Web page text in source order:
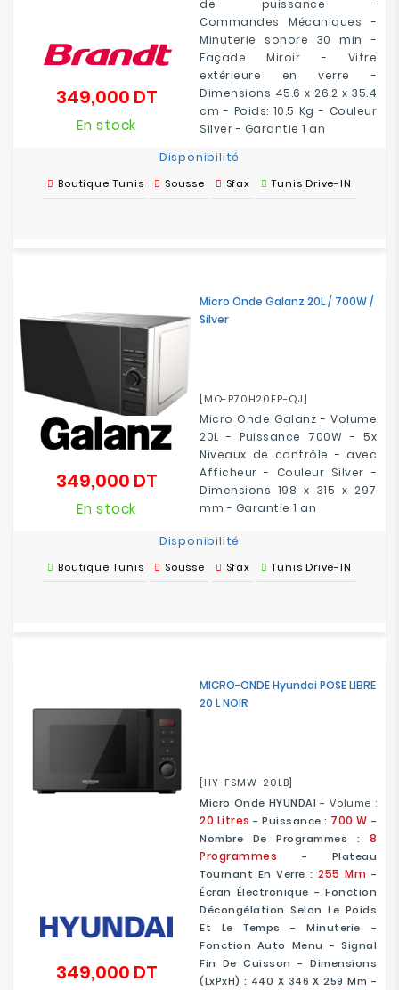
de puissance -
Commandes Mécaniques-
Minuterie sonore 30 min -
Façade Miroir - Vitre
extérieure en verre -
Dimensions 45.6 x 26.2 x 35.4
cm - Poids: 10.5 Kg - Couleur
Silver - Garantie 1 an
349,000 DTPrix
En stock
Disponibilité
Boutique Tunis Sousse Sfax Tunis Drive-IN
Micro Onde Galanz 20L / 700W /
Silver
[MO-P70H20EP-QJ]
Micro Onde Galanz - Volume
20L - Puissance 700W - 5x
Niveaux de contrôle - avec
Afficheur - Couleur Silver -
Dimensions 198 x 315 x 297
mm - Garantie 1 an
349,000 DTPrix
En stock
Disponibilité
Boutique Tunis Sousse Sfax Tunis Drive-IN
MICRO-ONDE Hyundai POSE LIBRE
20 L NOIR
[HY-FSMW-20LB]
Micro Onde HYUNDAI - Volume :
20 Litres - Puissance : 700 W -
Nombre De Programmes : 8
Programmes - Plateau
Tournant En Verre : 255 Mm -
Écran Électronique - Fonction
Décongélation Selon Le Poids
Et Le Temps - Minuterie -
Fonction Auto Menu - Signal
Fin De Cuisson - Dimensions
(LxPxH) : 440 X 346 X 259 Mm -
349,000 DTPrix